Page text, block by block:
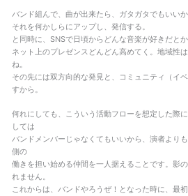
バンド組んで、曲が出来たら、ガタガタでもいいか
それを何かしらにアップし、発信する。
と同時に、SNSで日頃からどんな音楽が好きだと
ネット上のプレゼンスどんどん高めてく。地域性
ね。
その先には双方向的な発見と、コミュニティ（イ
すから。
何れにしても、こういう活動フローを想定した際
しては
バンドメンバーじゃなくてもいいから、演者より
側の
働きを担い始める仲間を一人据えることです。影
れません。
これからは、バンドやろうぜ！となった時に、最